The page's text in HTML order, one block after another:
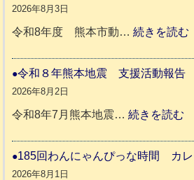
ッ
一
り
支
2026年8月3日
令和8年度 熊本市動…続きを読む
令和８年熊本地震 支援活動報
2026年8月2日
令和8年7月熊本地震…続きを読む
185回わんにゃんぴっな時間 カレ
2026年8月1日